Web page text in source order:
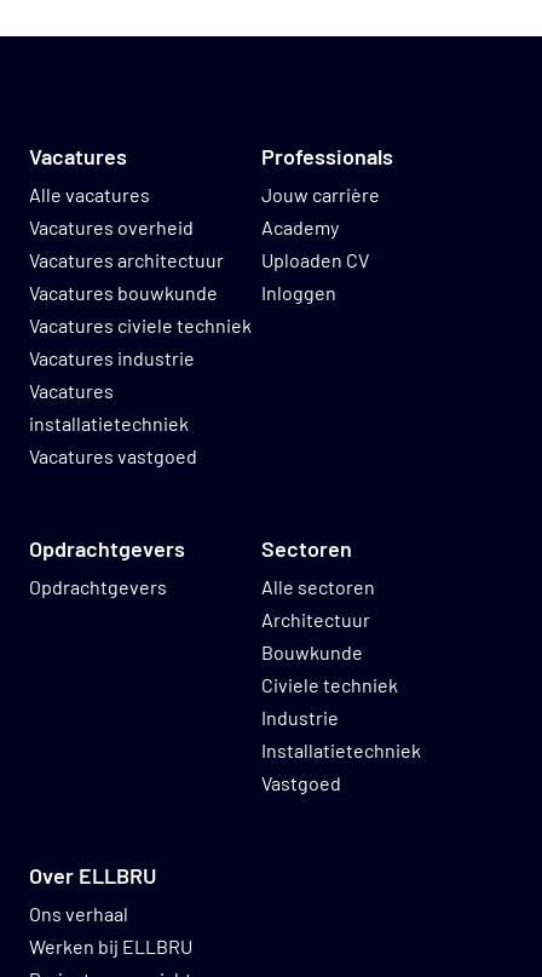
Vacatures
Alle vacatures
Vacatures overheid
Vacatures architectuur
Vacatures bouwkunde
Vacatures civiele techniek
Vacatures industrie
Vacatures
installatietechniek
Vacatures vastgoed
Professionals
Jouw carrière
Academy
Uploaden CV
Inloggen
Sectoren
Alle sectoren
Architectuur
Bouwkunde
Civiele techniek
Industrie
Installatietechniek
Vastgoed
Opdrachtgevers
Opdrachtgevers
Over ELLBRU
Ons verhaal
Werken bij ELLBRU